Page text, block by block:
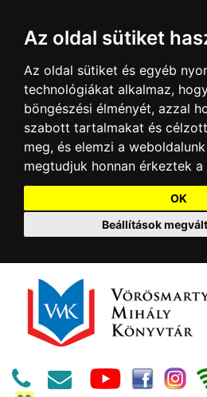
Az oldal sütiket
Az oldal sütiket és egyéb
technológiákat alkalmaz,
böngészési élményét, azzal
szabott tartalmakat és
meg, és elemzi a
megtudjuk honnan érkeztek
OK
Beállítások